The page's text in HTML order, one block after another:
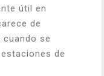
útil en
de
se
de